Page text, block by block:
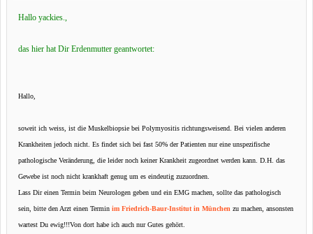
Hallo yackies.,
das hier hat Dir Erdenmutter geantwortet:
Hallo,
soweit ich weiss, ist die Muskelbiopsie bei Polymyositis richtungsweisend. Bei vielen anderen
Krankheiten jedoch nicht. Es findet sich bei fast 50% der Patienten nur eine unspezifische
pathologische Veränderung, die leider noch keiner Krankheit zugeordnet werden kann. D.H. das
Gewebe ist noch nicht krankhaft genug um es eindeutig zuzuordnen.
Lass Dir einen Termin beim Neurologen geben und ein EMG machen, sollte das pathologisch
sein, bitte den Arzt einen Termin im Friedrich-Baur-Institut in München zu machen, ansonsten
wartest Du ewig!!!Von dort habe ich auch nur Gutes gehört.